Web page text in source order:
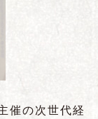
催の次世代経